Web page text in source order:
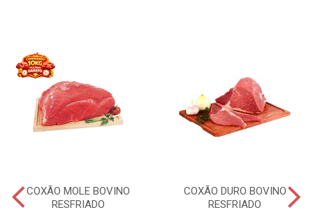
COXÃO MOLE BOVINO
RESFRIADO
COXÃO DURO BOVINO
RESFRIADO